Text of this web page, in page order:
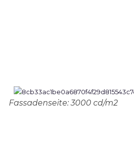
Fassadenseite: 3000 cd/m2